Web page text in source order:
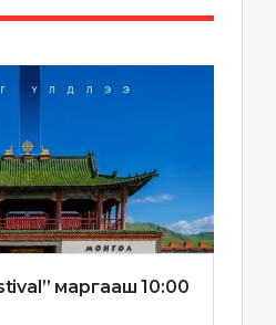
маргааш 10:00